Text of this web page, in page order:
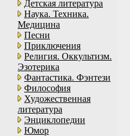
Детская литература
Наука. Техника.
Медицина
Песни
Приключения
Религия. Оккультизм.
Эзотерика
Фантастика. Фэнтези
Философия
Художественная
литература
Энциклопедии
Юмор